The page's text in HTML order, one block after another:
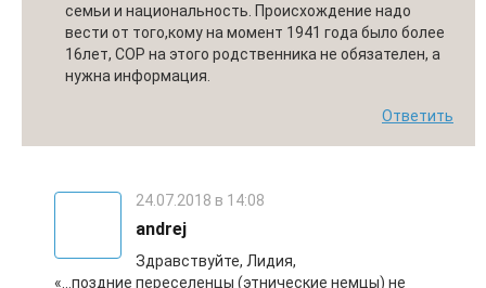
семьи и национальность. Происхождение надо
вести от того,кому на момент 1941 года было более
16лет, СОР на этого родственника не обязателен, а
нужна информация.
Ответить
24.07.2018 в 14:08
andrej
Здравствуйте, Лидия,
«…поздние переселенцы (этнические немцы) не